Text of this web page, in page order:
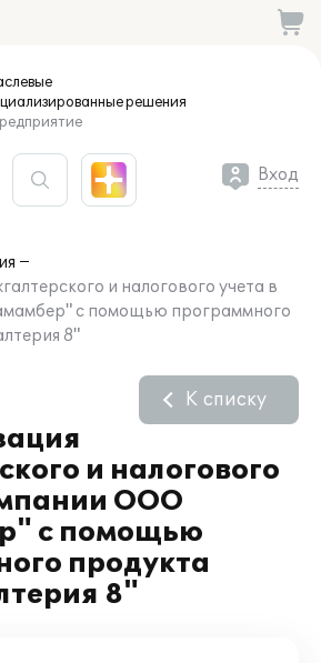
решения
Вход
и налогового учета в
с помощью программного
8"
и налогового
ООО
с помощью
продукта
8"
К списку